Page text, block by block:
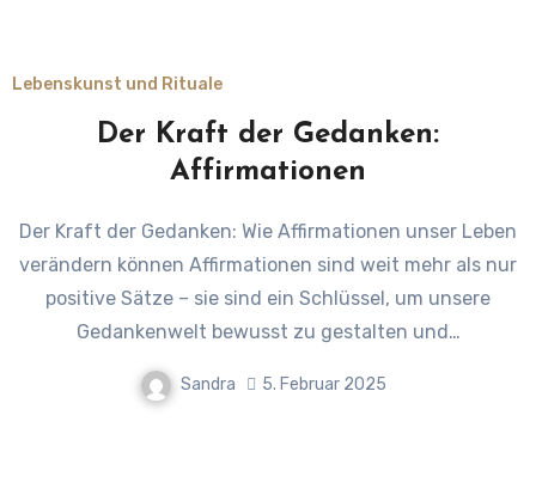
Lebenskunst und Rituale
Der Kraft der Gedanken:
Affirmationen
Der Kraft der Gedanken: Wie Affirmationen unser Leben
verändern können Affirmationen sind weit mehr als nur
positive Sätze – sie sind ein Schlüssel, um unsere
Gedankenwelt bewusst zu gestalten und…
Sandra 5. Februar 2025